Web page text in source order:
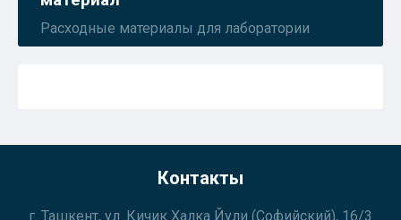
Расходные материалы для лаборатории
Контакты
г. Ташкент, ул. Кичик Халка Йули (Софийский), 16/3